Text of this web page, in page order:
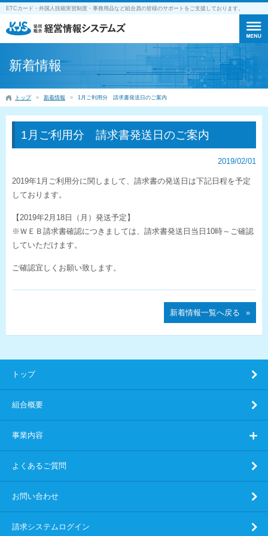
ETCカード・外国人技能実習制度・事務用品など組合員の皆様のサポートをご支援しております。
新着情報
トップ 新着情報 1月ご利用分 請求書発送日のご案内
1月ご利用分 請求書発送日のご案内
2019/02/01
2019年1月ご利用分に関しまして、請求書の発送日は下記日程を予定
しております。
【2019年2月18日（月）発送予定】
※ＷＥＢ請求書確認につきましては、請求書発送日当日10時～ご確認
していただけます。
ご確認宜しくお願い致します。
新着情報一覧へ戻る
トップ
組合概要
事業内容
よくあるご質問
お問い合わせ
請求システムログイン